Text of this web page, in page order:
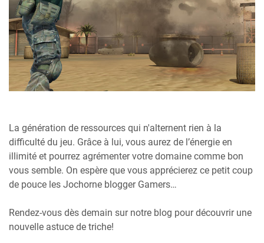
La génération de ressources qui n'alternent rien à la
difficulté du jeu. Grâce à lui, vous aurez de l’énergie en
illimité et pourrez agrémenter votre domaine comme bon
vous semble. On espère que vous apprécierez ce petit coup
de pouce les Jochorne blogger Gamers…
Rendez-vous dès demain sur notre blog pour découvrir une
nouvelle astuce de triche!